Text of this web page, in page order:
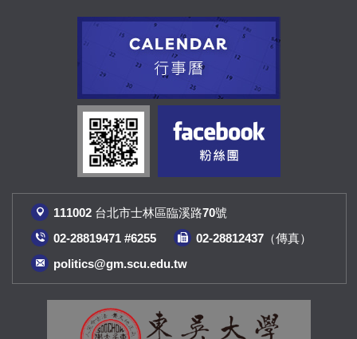
111002 台北市士林區臨溪路70號
02-28819471 #6255
02-28812437（傳真）
politics@gm.scu.edu.tw